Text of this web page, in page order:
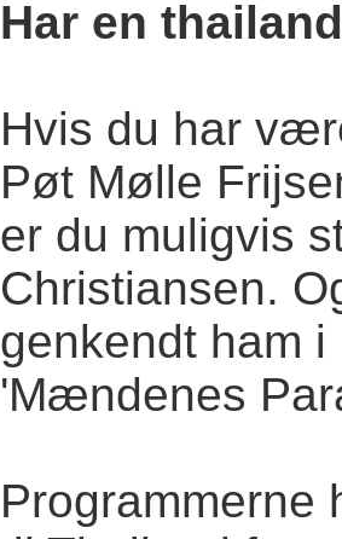
Har en
Hvis du har
Pøt Mølle
er du muligvis
Christiansen.
genkendt ham
'Mændenes
Programmerne